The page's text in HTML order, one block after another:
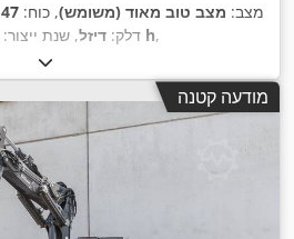
מצב: מצב טוב מאוד (משומש), כוח: 47 קילוואט (63.90 כ"ס)
דלק: דיזל, שנת ייצור: 1,060 h,
מודעה קטנה